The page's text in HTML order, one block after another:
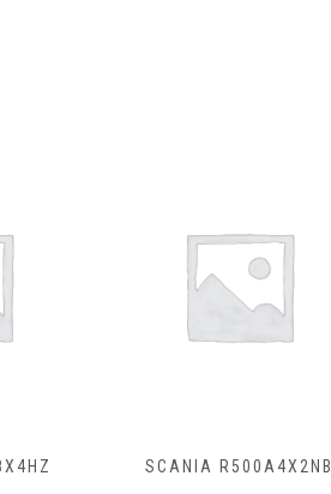
SCANIA R450A4X2NA